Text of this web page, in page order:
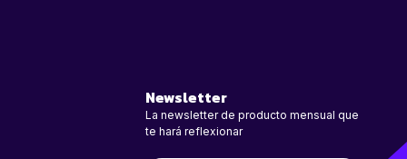
Newsletter
La newsletter de producto mensual que
te hará reflexionar